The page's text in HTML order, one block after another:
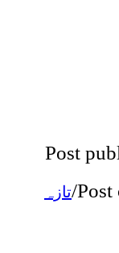
Post
Post
/تازہ